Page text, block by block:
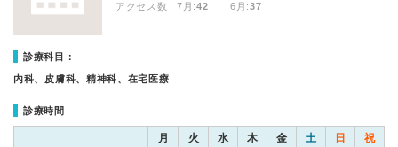
アクセス数 7月:42 | 6月:37
診療科目：
内科、皮膚科、精神科、在宅医療
診療時間
月 火 水 木 金 土 日 祝